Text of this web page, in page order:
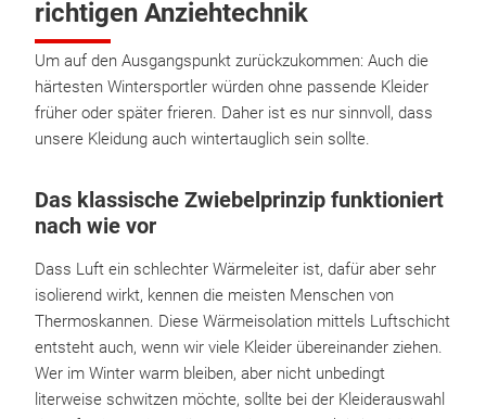
richtigen Anziehtechnik
Um auf den Ausgangspunkt zurückzukommen: Auch die
härtesten Wintersportler würden ohne passende Kleider
früher oder später frieren. Daher ist es nur sinnvoll, dass
unsere Kleidung auch wintertauglich sein sollte.
Das klassische Zwiebelprinzip funktioniert
nach wie vor
Dass Luft ein schlechter Wärmeleiter ist, dafür aber sehr
isolierend wirkt, kennen die meisten Menschen von
Thermoskannen. Diese Wärmeisolation mittels Luftschicht
entsteht auch, wenn wir viele Kleider übereinander ziehen.
Wer im Winter warm bleiben, aber nicht unbedingt
literweise schwitzen möchte, sollte bei der Kleiderauswahl